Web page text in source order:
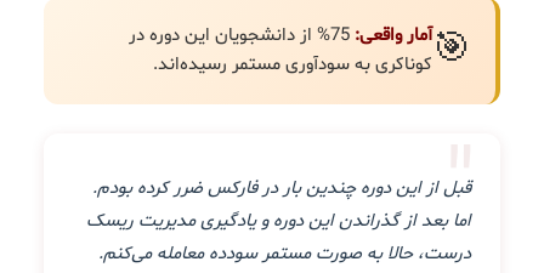
🎯آمار واقعی:
75% از دانشجویان این دوره در
کوناکری به سودآوری مستمر رسیده‌اند.
"
قبل از این دوره چندین بار در فارکس ضرر کرده بودم.
اما بعد از گذراندن این دوره و یادگیری مدیریت ریسک
درست، حالا به صورت مستمر سودده معامله می‌کنم.